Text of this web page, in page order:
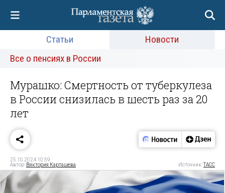
Статьи
Новости
Все о пенсиях в России
Мурашко: Смертность от туберкулеза
в России снизилась в шесть раз за 20
лет
25.10.2024 10:59
Автор: Виктория Карташева Источник:ТАСС